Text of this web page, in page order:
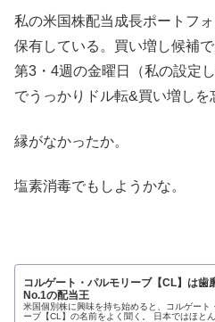
私の米国株配当成長ポートフ
保有している。買い増し候補
第3・4週の金曜日（私の設定
でうっかりドル転&買い増しを
縁がなかったか。
塩素消毒でもしようかな。
コルゲート・パルモリーブ【CL】は歯
No.1の配当王
米国個別株に興味を持ち始めると、コルゲート
ーブ【CL】の名前をよく聞く。 日本ではほと